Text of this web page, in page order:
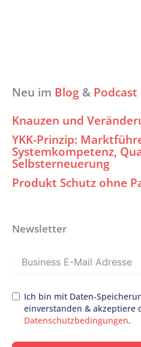
Neu im Blog & Podcast
Knauzen und
YKK-Prinzip:
Systemkompetenz,
Selbsterneuerung
Produkt Schutz ohne
Newsletter
Ich bin mit Daten-
einverstanden & akzeptiere
Datenschutzbedingungen.